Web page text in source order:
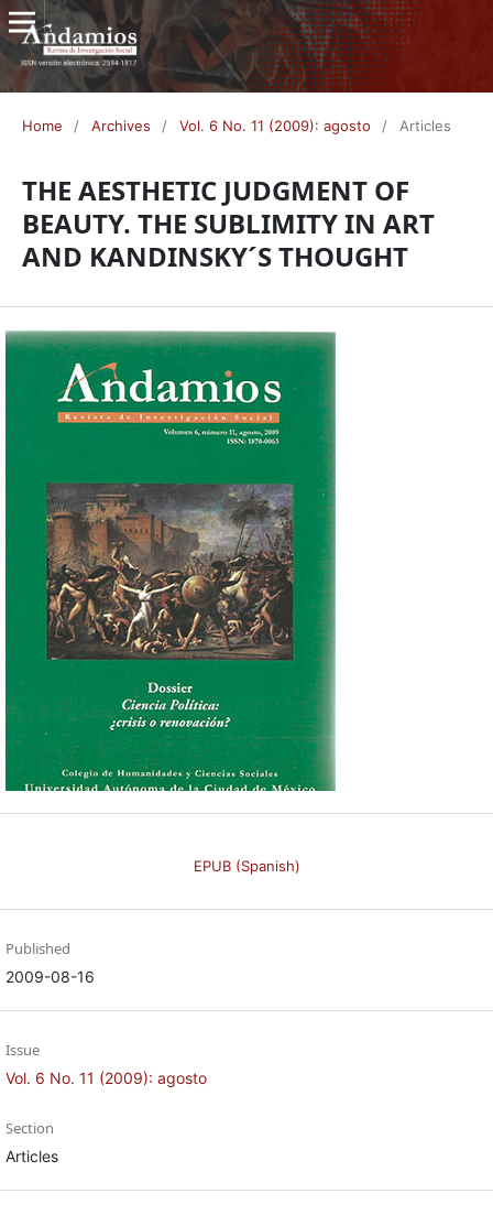
Home / Archives / Vol. 6 No. 11 (2009): agosto / Articles
THE AESTHETIC JUDGMENT OF
BEAUTY. THE SUBLIMITY IN ART
AND KANDINSKY´S THOUGHT
EPUB (Spanish)
Published
2009-08-16
Issue
Vol. 6 No. 11 (2009): agosto
Section
Articles